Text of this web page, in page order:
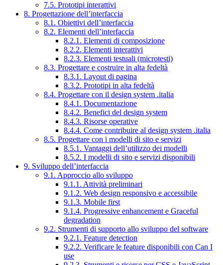
7.5. Prototipi interattivi
8. Progettazione dell’interfaccia
8.1. Obiettivi dell’interfaccia
8.2. Elementi dell’interfaccia
8.2.1. Elementi di composizione
8.2.2. Elementi interattivi
8.2.3. Elementi testuali (microtesti)
8.3. Progettare e costruire in alta fedeltà
8.3.1. Layout di pagina
8.3.2. Prototipi in alta fedeltà
8.4. Progettare con il design system .italia
8.4.1. Documentazione
8.4.2. Benefici del design system
8.4.3. Risorse operative
8.4.4. Come contribuire al design system .italia
8.5. Progettare con i modelli di sito e servizi
8.5.1. Vantaggi dell’utilizzo dei modelli
8.5.2. I modelli di sito e servizi disponibili
9. Sviluppo dell’interfaccia
9.1. Approccio allo sviluppo
9.1.1. Attività preliminari
9.1.2. Web design responsivo e accessibile
9.1.3. Mobile first
9.1.4. Progressive enhancement e Graceful
degradation
9.2. Strumenti di supporto allo sviluppo del software
9.2.1. Feature detection
9.2.2. Verificare le feature disponibili con Can I
use